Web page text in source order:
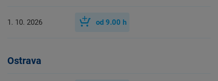
1. 10. 2026 od 9.00 h
Ostrava